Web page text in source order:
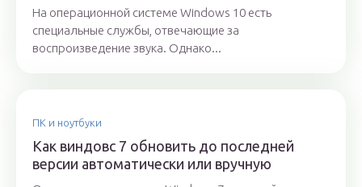
На операционной системе Windows 10 есть
специальные службы, отвечающие за
воспроизведение звука. Однако...
ПК и ноутбуки
Как виндовс 7 обновить до последней
версии автоматически или вручную